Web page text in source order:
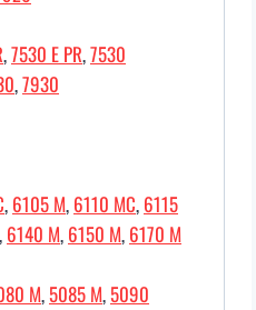
,7530 E PR,7530
,7930
, 6105 M, 6110 MC, 6115
, 6140 M, 6150 M, 6170 M
M,5085 M,5090